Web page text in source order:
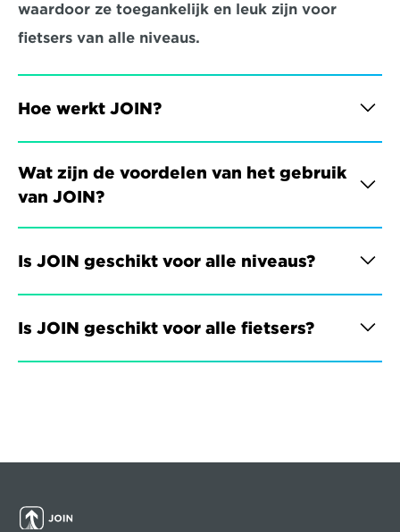
waardoor ze toegankelijk en leuk zijn voor
fietsers van alle niveaus.
Hoe werkt JOIN?
Wat zijn de voordelen van het gebruik
van JOIN?
Is JOIN geschikt voor alle niveaus?
Is JOIN geschikt voor alle fietsers?